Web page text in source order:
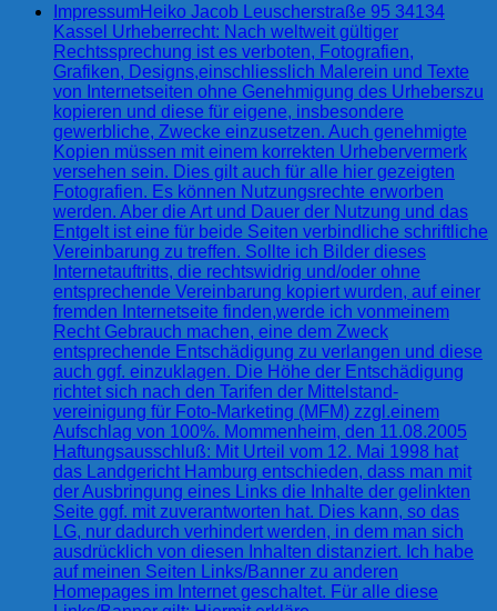
ImpressumHeiko Jacob Leuscherstraße 95 34134
Kassel Urheberrecht: Nach weltweit gültiger
Rechtssprechung ist es verboten, Fotografien,
Grafiken, Designs,einschliesslich Malerein und Texte
von Internetseiten ohne Genehmigung des Urheberszu
kopieren und diese für eigene, insbesondere
gewerbliche, Zwecke einzusetzen. Auch genehmigte
Kopien müssen mit einem korrekten Urhebervermerk
versehen sein. Dies gilt auch für alle hier gezeigten
Fotografien. Es können Nutzungsrechte erworben
werden. Aber die Art und Dauer der Nutzung und das
Entgelt ist eine für beide Seiten verbindliche schriftliche
Vereinbarung zu treffen. Sollte ich Bilder dieses
Internetauftritts, die rechtswidrig und/oder ohne
entsprechende Vereinbarung kopiert wurden, auf einer
fremden Internetseite finden,werde ich vonmeinem
Recht Gebrauch machen, eine dem Zweck
entsprechende Entschädigung zu verlangen und diese
auch ggf. einzuklagen. Die Höhe der Entschädigung
richtet sich nach den Tarifen der Mittelstand-
vereinigung für Foto-Marketing (MFM) zzgl.einem
Aufschlag von 100%. Mommenheim, den 11.08.2005
Haftungsausschluß: Mit Urteil vom 12. Mai 1998 hat
das Landgericht Hamburg entschieden, dass man mit
der Ausbringung eines Links die Inhalte der gelinkten
Seite ggf. mit zuverantworten hat. Dies kann, so das
LG, nur dadurch verhindert werden, in dem man sich
ausdrücklich von diesen Inhalten distanziert. Ich habe
auf meinen Seiten Links/Banner zu anderen
Homepages im Internet geschaltet. Für alle diese